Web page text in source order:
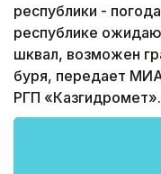
республики -
республике
шквал, возможен
буря, передает
РГП «Казгидромет».